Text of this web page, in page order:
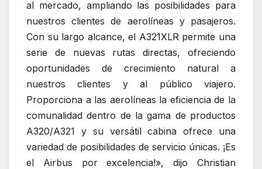
al mercado, ampliando las posibilidades para
nuestros clientes de aerolíneas y pasajeros.
Con su largo alcance, el A321XLR permite una
serie de nuevas rutas directas, ofreciendo
oportunidades de crecimiento natural a
nuestros clientes y al público viajero.
Proporciona a las aerolíneas la eficiencia de la
comunalidad dentro de la gama de productos
A320/A321 y su versátil cabina ofrece una
variedad de posibilidades de servicio únicas. ¡Es
el Airbus por excelencia!», dijo Christian